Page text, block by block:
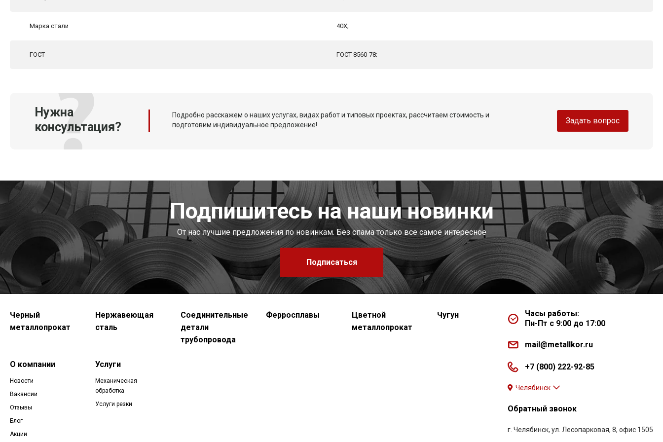
Марка стали 40Х;
ГОСТ ГОСТ 8560-78;
Нужна
консультация?
Подробно расскажем о наших услугах, видах работ и типовых проектах, рассчитаем стоимость и
подготовим индивидуальное предложение!
Задать вопрос
Подпишитесь на наши новинки
От нас лучшие предложения по новинкам. Без спама только все самое интересное
Подписаться
Черный
металлопрокат
Нержавеющая
сталь
Соединительные
детали
трубопровода
Ферросплавы
Цветной
металлопрокат
Чугун
О компании
Новости
Вакансии
Отзывы
Блог
Акции
Услуги
Механическая
обработка
Услуги резки
Часы работы:
Пн-Пт с 9:00 до 17:00
mail@metallkor.ru
+7 (800) 222-92-85
Челябинск
Обратный звонок
г. Челябинск, ул. Лесопарковая, 8, офис 1505